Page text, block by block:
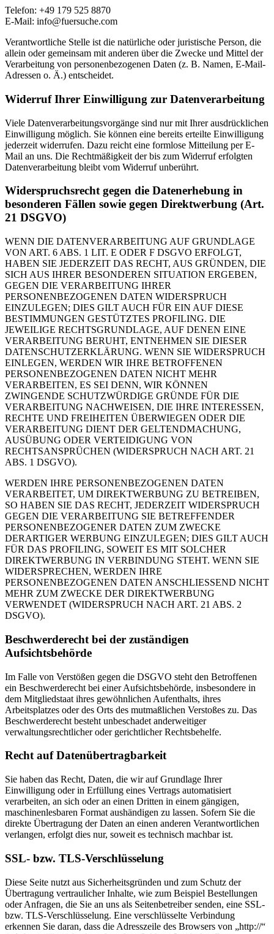
Telefon: +49 179 525 8870
E-Mail: info@fuersuche.com
Verantwortliche Stelle ist die natürliche oder juristische Person, die
allein oder gemeinsam mit anderen über die Zwecke und Mittel der
Verarbeitung von personenbezogenen Daten (z. B. Namen, E-Mail-
Adressen o. Ä.) entscheidet.
Widerruf Ihrer Einwilligung zur Datenverarbeitung
Viele Datenverarbeitungsvorgänge sind nur mit Ihrer ausdrücklichen
Einwilligung möglich. Sie können eine bereits erteilte Einwilligung
jederzeit widerrufen. Dazu reicht eine formlose Mitteilung per E-
Mail an uns. Die Rechtmäßigkeit der bis zum Widerruf erfolgten
Datenverarbeitung bleibt vom Widerruf unberührt.
Widerspruchsrecht gegen die Datenerhebung in
besonderen Fällen sowie gegen Direktwerbung (Art.
21 DSGVO)
WENN DIE DATENVERARBEITUNG AUF GRUNDLAGE
VON ART. 6 ABS. 1 LIT. E ODER F DSGVO ERFOLGT,
HABEN SIE JEDERZEIT DAS RECHT, AUS GRÜNDEN, DIE
SICH AUS IHRER BESONDEREN SITUATION ERGEBEN,
GEGEN DIE VERARBEITUNG IHRER
PERSONENBEZOGENEN DATEN WIDERSPRUCH
EINZULEGEN; DIES GILT AUCH FÜR EIN AUF DIESE
BESTIMMUNGEN GESTÜTZTES PROFILING. DIE
JEWEILIGE RECHTSGRUNDLAGE, AUF DENEN EINE
VERARBEITUNG BERUHT, ENTNEHMEN SIE DIESER
DATENSCHUTZERKLÄRUNG. WENN SIE WIDERSPRUCH
EINLEGEN, WERDEN WIR IHRE BETROFFENEN
PERSONENBEZOGENEN DATEN NICHT MEHR
VERARBEITEN, ES SEI DENN, WIR KÖNNEN
ZWINGENDE SCHUTZWÜRDIGE GRÜNDE FÜR DIE
VERARBEITUNG NACHWEISEN, DIE IHRE INTERESSEN,
RECHTE UND FREIHEITEN ÜBERWIEGEN ODER DIE
VERARBEITUNG DIENT DER GELTENDMACHUNG,
AUSÜBUNG ODER VERTEIDIGUNG VON
RECHTSANSPRÜCHEN (WIDERSPRUCH NACH ART. 21
ABS. 1 DSGVO).
WERDEN IHRE PERSONENBEZOGENEN DATEN
VERARBEITET, UM DIREKTWERBUNG ZU BETREIBEN,
SO HABEN SIE DAS RECHT, JEDERZEIT WIDERSPRUCH
GEGEN DIE VERARBEITUNG SIE BETREFFENDER
PERSONENBEZOGENER DATEN ZUM ZWECKE
DERARTIGER WERBUNG EINZULEGEN; DIES GILT AUCH
FÜR DAS PROFILING, SOWEIT ES MIT SOLCHER
DIREKTWERBUNG IN VERBINDUNG STEHT. WENN SIE
WIDERSPRECHEN, WERDEN IHRE
PERSONENBEZOGENEN DATEN ANSCHLIESSEND NICHT
MEHR ZUM ZWECKE DER DIREKTWERBUNG
VERWENDET (WIDERSPRUCH NACH ART. 21 ABS. 2
DSGVO).
Beschwerderecht bei der zuständigen
Aufsichtsbehörde
Im Falle von Verstößen gegen die DSGVO steht den Betroffenen
ein Beschwerderecht bei einer Aufsichtsbehörde, insbesondere in
dem Mitgliedstaat ihres gewöhnlichen Aufenthalts, ihres
Arbeitsplatzes oder des Orts des mutmaßlichen Verstoßes zu. Das
Beschwerderecht besteht unbeschadet anderweitiger
verwaltungsrechtlicher oder gerichtlicher Rechtsbehelfe.
Recht auf Datenübertragbarkeit
Sie haben das Recht, Daten, die wir auf Grundlage Ihrer
Einwilligung oder in Erfüllung eines Vertrags automatisiert
verarbeiten, an sich oder an einen Dritten in einem gängigen,
maschinenlesbaren Format aushändigen zu lassen. Sofern Sie die
direkte Übertragung der Daten an einen anderen Verantwortlichen
verlangen, erfolgt dies nur, soweit es technisch machbar ist.
SSL- bzw. TLS-Verschlüsselung
Diese Seite nutzt aus Sicherheitsgründen und zum Schutz der
Übertragung vertraulicher Inhalte, wie zum Beispiel Bestellungen
oder Anfragen, die Sie an uns als Seitenbetreiber senden, eine SSL-
bzw. TLS-Verschlüsselung. Eine verschlüsselte Verbindung
erkennen Sie daran, dass die Adresszeile des Browsers von „http://“